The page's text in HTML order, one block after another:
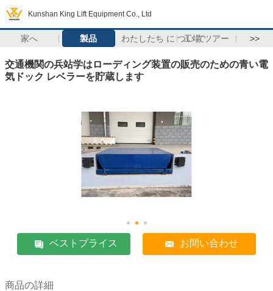
Kunshan King Lift Equipment Co., Ltd
家へ 製品 わたしたち に つい て工場 ツアー >>
交通機関の兵站学はローディング装置の販売のための青い電
気ドック レベラーを貯蔵します
ベストプライス お問い合わせ
商品の詳細